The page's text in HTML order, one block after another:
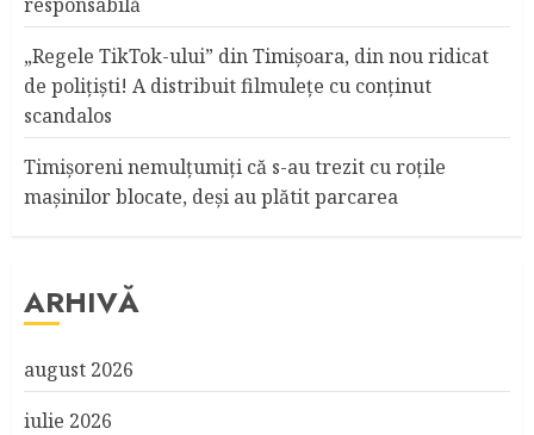
„Regele TikTok-ului” din Timişoara, din nou ridicat
de poliţişti! A distribuit filmuleţe cu conţinut
scandalos
Timişoreni nemulţumiţi că s-au trezit cu roţile
maşinilor blocate, deşi au plătit parcarea
ARHIVĂ
august 2026
iulie 2026